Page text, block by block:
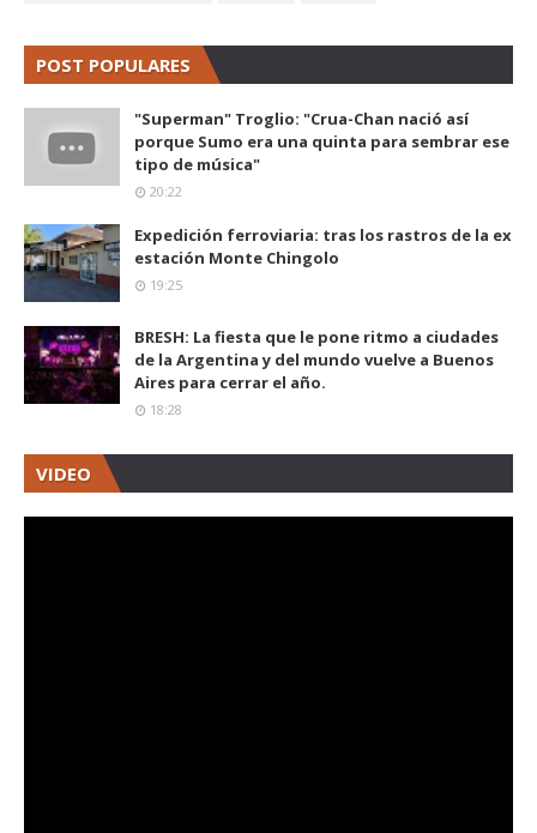
POST POPULARES
"Superman" Troglio: "Crua-Chan nació así
porque Sumo era una quinta para sembrar ese
tipo de música"
20:22
Expedición ferroviaria: tras los rastros de la ex
estación Monte Chingolo
19:25
BRESH: La fiesta que le pone ritmo a ciudades
de la Argentina y del mundo vuelve a Buenos
Aires para cerrar el año.
18:28
VIDEO